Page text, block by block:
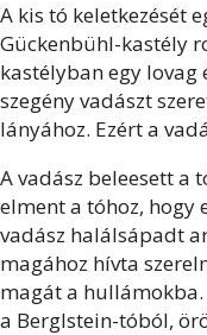
A kis tó keletkezését
Gückenbühl-kastély
kastélyban egy lovag
szegény vadászt
lányához. Ezért a
A vadász beleesett a
elment a tóhoz, hogy
vadász halálsápadt
magához hívta
magát a
a Berglstein-tóból,